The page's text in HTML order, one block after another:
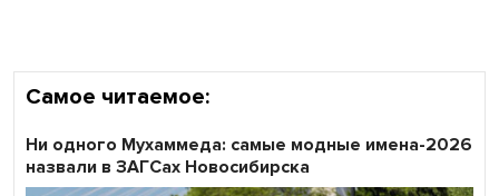
Самое читаемое:
Ни одного Мухаммеда: самые модные имена-2026
назвали в ЗАГСах Новосибирска